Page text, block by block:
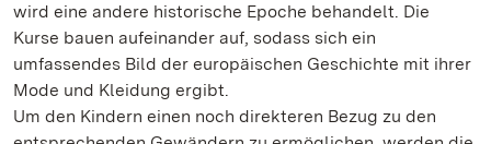
wird eine andere historische Epoche behandelt. Die
Kurse bauen aufeinander auf, sodass sich ein
umfassendes Bild der europäischen Geschichte mit ihrer
Mode und Kleidung ergibt.
Um den Kindern einen noch direkteren Bezug zu den